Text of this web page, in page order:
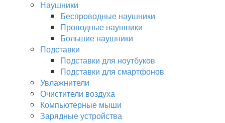
Наушники
Беспроводные наушники
Проводные наушники
Большие наушники
Подставки
Подставки для ноутбуков
Подставки для смартфонов
Увлажнители
Очистители воздуха
Компьютерные мыши
Зарядные устройства